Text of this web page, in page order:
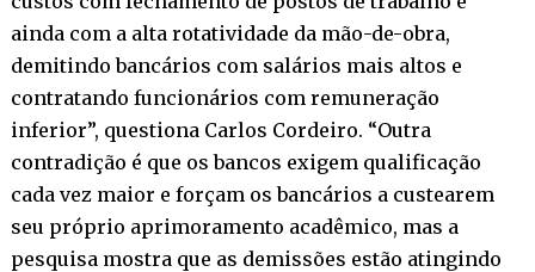
ainda com a alta rotatividade da mão-de-obra,
demitindo bancários com salários mais altos e
contratando funcionários com remuneração
inferior”, questiona Carlos Cordeiro. “Outra
contradição é que os bancos exigem qualificação
cada vez maior e forçam os bancários a custearem
seu próprio aprimoramento acadêmico, mas a
pesquisa mostra que as demissões estão atingindo